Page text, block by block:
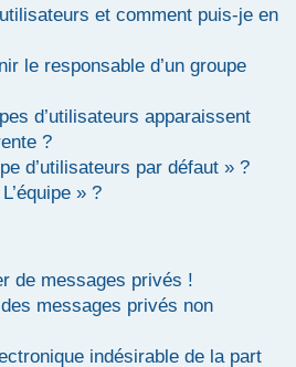
et comment puis-je en
le responsable d’un groupe
d’utilisateurs apparaissent
?
d’utilisateurs par défaut » ?
» ?
de messages privés !
messages privés non
indésirable de la part